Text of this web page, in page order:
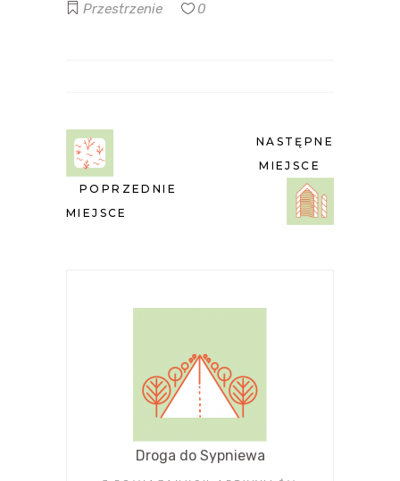
Przestrzenie 0
POPRZEDNIE
MIEJSCE
NASTĘPNE
MIEJSCE
Droga do Sypniewa